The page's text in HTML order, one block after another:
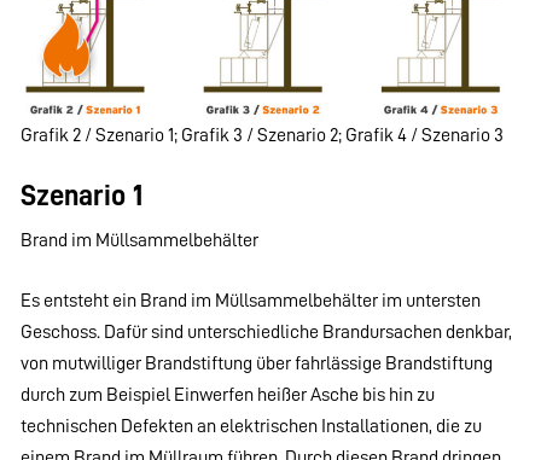
Grafik 2 / Szenario 1; Grafik 3 / Szenario 2; Grafik 4 / Szenario 3
Szenario 1
Brand im Müllsammelbehälter
Es entsteht ein Brand im Müllsammelbehälter im untersten
Geschoss. Dafür sind unterschiedliche Brandursachen denkbar,
von mutwilliger Brandstiftung über fahrlässige Brandstiftung
durch zum Beispiel Einwerfen heißer Asche bis hin zu
technischen Defekten an elektrischen Installationen, die zu